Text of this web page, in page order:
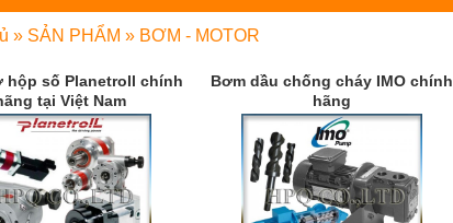
hộp số Planetroll chính
tại Việt Nam
Bơm dầu chống cháy IMO chính
hãng
» SẢN PHẨM » BƠM - MOTOR